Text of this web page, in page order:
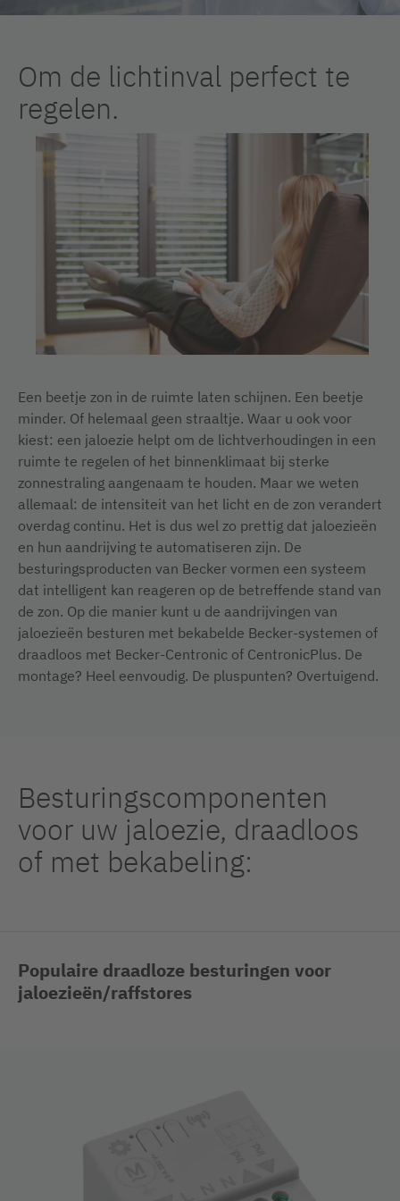
Om de lichtinval perfect te
regelen.
Een beetje zon in de ruimte laten schijnen. Een beetje
minder. Of helemaal geen straaltje. Waar u ook voor
kiest: een jaloezie helpt om de lichtverhoudingen in een
ruimte te regelen of het binnenklimaat bij sterke
zonnestraling aangenaam te houden. Maar we weten
allemaal: de intensiteit van het licht en de zon verandert
overdag continu. Het is dus wel zo prettig dat jaloezieën
en hun aandrijving te automatiseren zijn. De
besturingsproducten van Becker vormen een systeem
dat intelligent kan reageren op de betreffende stand van
de zon. Op die manier kunt u de aandrijvingen van
jaloezieën besturen met bekabelde Becker-systemen of
draadloos met Becker-Centronic of CentronicPlus. De
montage? Heel eenvoudig. De pluspunten? Overtuigend.
Besturingscomponenten
voor uw jaloezie, draadloos
of met bekabeling:
Populaire draadloze besturingen voor
jaloezieën/raffstores